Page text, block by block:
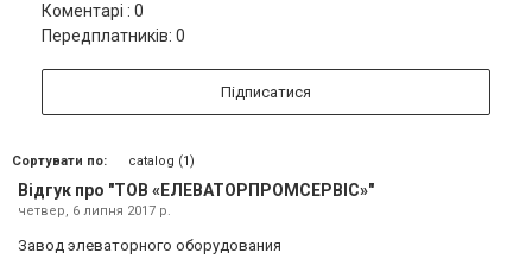
Коментарі : 0
Передплатників: 0
Підписатися
Сортувати по: catalog (1)
Відгук про "ТОВ «ЕЛЕВАТОРПРОМСЕРВІС»"
четвер, 6 липня 2017 р.
Завод элеваторного оборудования